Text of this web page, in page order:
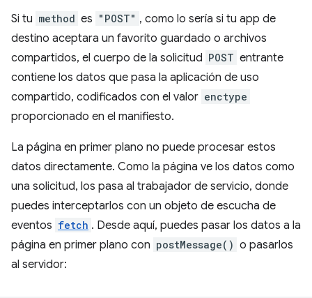
Si tu method es "POST" , como lo sería si tu app de
destino aceptara un favorito guardado o archivos
compartidos, el cuerpo de la solicitud POST entrante
contiene los datos que pasa la aplicación de uso
compartido, codificados con el valor enctype
proporcionado en el manifiesto.
La página en primer plano no puede procesar estos
datos directamente. Como la página ve los datos como
una solicitud, los pasa al trabajador de servicio, donde
puedes interceptarlos con un objeto de escucha de
eventos fetch . Desde aquí, puedes pasar los datos a la
página en primer plano con postMessage() o pasarlos
al servidor: